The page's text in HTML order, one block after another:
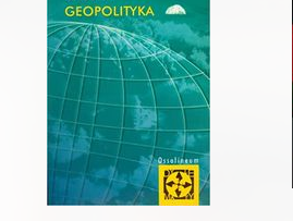
dominacji Zachodu
w kosmosie zmieni nasz świat